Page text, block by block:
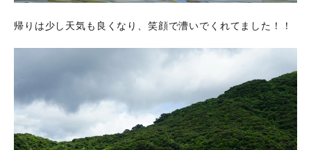
帰りは少し天気も良くなり、笑顔で漕いでくれてました！！